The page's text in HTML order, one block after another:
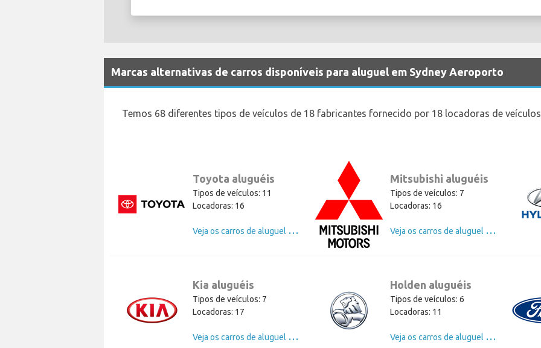
Marcas alternativas de carros disponíveis para aluguel em Sydney Aeroporto
Temos 68 diferentes tipos de veículos de 18 fabricantes fornecido por 18 locadoras de
Toyota aluguéis
Tipos de veículos: 11
Locadoras: 16
V
eja os carros de aluguel de Toyota
Mitsubishi aluguéis
Tipos de veículos: 7
Locadoras: 16
V
eja os carros de aluguel de Mitsubishi
Kia aluguéis
Tipos de veículos: 7
Locadoras: 17
V
eja os carros de aluguel de Kia
Holden aluguéis
Tipos de veículos: 6
Locadoras: 11
V
eja os carros de aluguel de Holden